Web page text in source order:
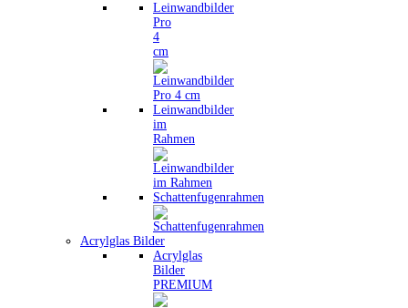
Leinwandbilder
Pro
4
cm
Leinwandbilder
im
Rahmen
Schattenfugenrahmen
Acrylglas Bilder
Acrylglas
Bilder
PREMIUM